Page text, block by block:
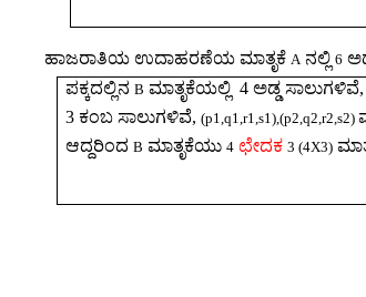
ಹಾಜರಾತಿಯ ಉದಾಹರಣೆಯ ಮಾತೃಕೆ A ನಲ್ಲಿ 6
ಪಕ್ಕದಲ್ಲಿನB ಮಾತೃಕೆಯಲ್ಲಿ 4 ಅಡ್ಡ ಸಾಲುಗಳಿವೆ,
3 ಕಂಬ ಸಾಲುಗಳಿವೆ, (p1,q1,r1,s1),(p2,q2,r2,s2)
ಆದ್ದರಿಂದB ಮಾತೃಕೆಯು4 ಛೇದಕ 3 (4X3)